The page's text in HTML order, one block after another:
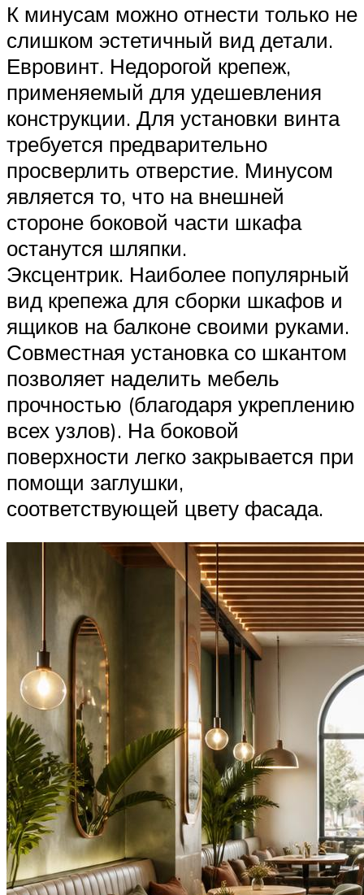
К минусам можно отнести только не
слишком эстетичный вид детали.
Евровинт. Недорогой крепеж,
применяемый для удешевления
конструкции. Для установки винта
требуется предварительно
просверлить отверстие. Минусом
является то, что на внешней
стороне боковой части шкафа
останутся шляпки.
Эксцентрик. Наиболее популярный
вид крепежа для сборки шкафов и
ящиков на балконе своими руками.
Совместная установка со шкантом
позволяет наделить мебель
прочностью (благодаря укреплению
всех узлов). На боковой
поверхности легко закрывается при
помощи заглушки,
соответствующей цвету фасада.